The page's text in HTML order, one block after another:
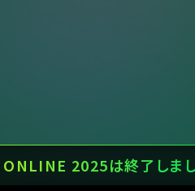
2025は終了しまし